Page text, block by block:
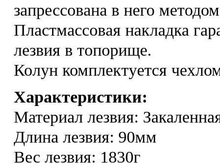
запрессована в него
Пластмассовая накладка
лезвия в топорище.
Колун комплектуется
Характеристики:
Материал лезвия:
Длина лезвия: 90мм
Вес лезвия: 1830г